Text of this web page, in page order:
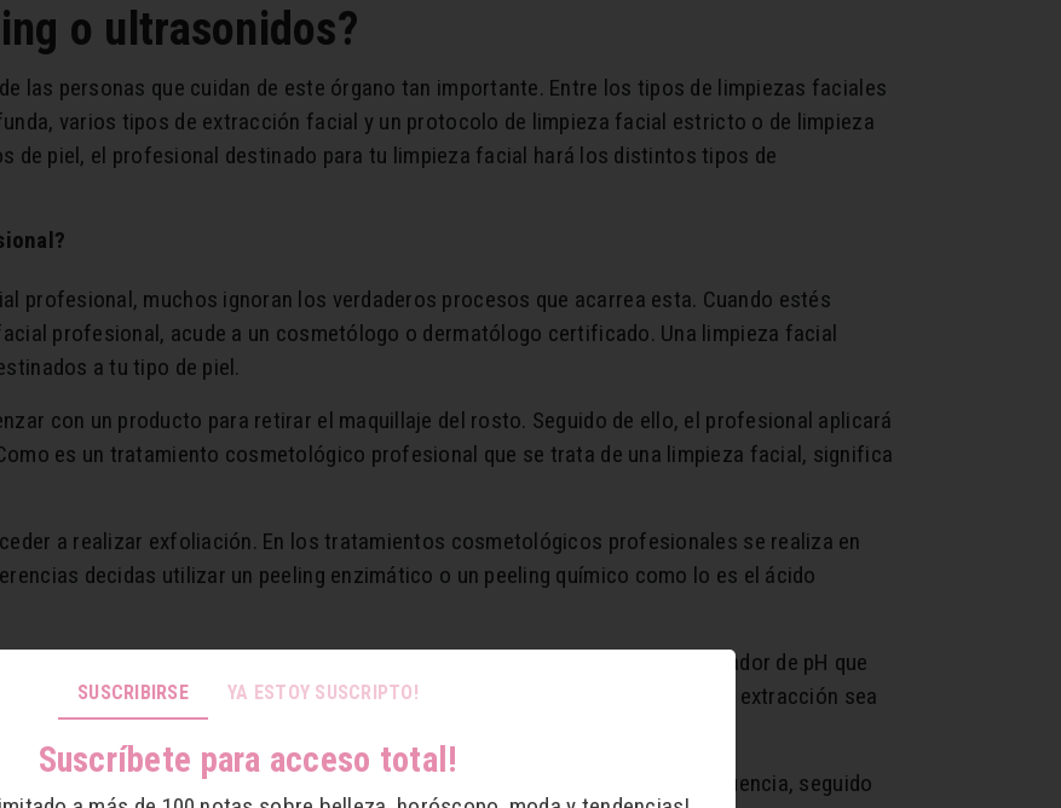
o ultrasonidos?
las personas que cuidan de este órgano tan importante. Entre los tipos de limpiezas faciales
varios tipos de extracción facial y un protocolo de limpieza facial estricto o de limpieza
de piel, el profesional destinado para tu limpieza facial hará los distintos tipos de
profesional, muchos ignoran los verdaderos procesos que acarrea esta. Cuando estés
profesional, acude a un cosmetólogo o dermatólogo certificado. Una limpieza facial
a tu tipo de piel.
con un producto para retirar el maquillaje del rosto. Seguido de ello, el profesional aplicará
es un tratamiento cosmetológico profesional que se trata de una limpieza facial, significa
a realizar exfoliación. En los tratamientos cosmetológicos profesionales se realiza en
decidas utilizar un peeling enzimático o un peeling químico como lo es el ácido
minutos por su alto porcentaje. Acompañado del peeling, va un equilibrador de pH que
tipos de extracción facial se utiliza un suavizante de comedones para que la extracción sea
dilatar tus poros. Para finalizar la extracción se procede a aplicar alta frecuencia, seguido
SUSCRIBIRSE YA ESTOY SUSCRIPTO!
Suscríbete para acceso total!